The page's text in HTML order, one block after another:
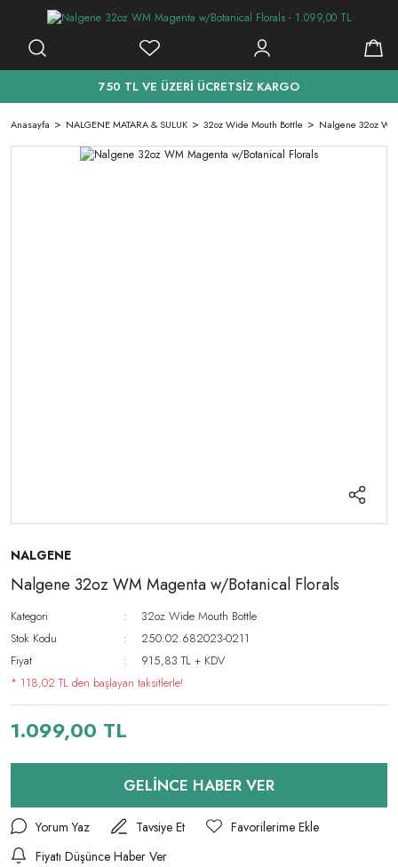
750 TL VE ÜZERİ ÜCRETSİZ KARGO
Anasayfa NALGENE MATARA & SULUK 32oz Wide Mouth Bottle Nalgene 32oz
NALGENE
Nalgene 32oz WM Magenta w/Botanical Florals
Kategori
32oz Wide Mouth Bottle
Stok Kodu
250.02.682023-0211
Fiyat
915,83 TL + KDV
* 118,02 TL den başlayan taksitlerle!
1.099,00 TL
GELİNCE HABER VER
Yorum Yaz
Tavsiye Et
Fiyatı Düşünce Haber Ver